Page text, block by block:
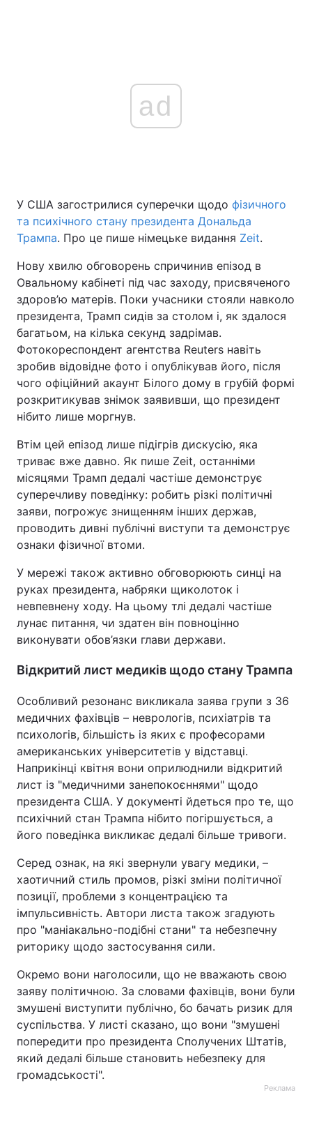
ad
У США загострилися суперечки щодо фізичного
та психічного стану президента Дональда
Трампа. Про це пише німецьке видання Zeit.
Нову хвилю обговорень спричинив епізод в
Овальному кабінеті під час заходу, присвяченого
здоров’ю матерів. Поки учасники стояли навколо
президента, Трамп сидів за столом і, як здалося
багатьом, на кілька секунд задрімав.
Фотокореспондент агентства Reuters навіть
зробив відовідне фото і опублікував його, після
чого офіційний акаунт Білого дому в грубій формі
розкритикував знімок заявивши, що президент
нібито лише моргнув.
Втім цей епізод лише підігрів дискусію, яка
триває вже давно. Як пише Zeit, останніми
місяцями Трамп дедалі частіше демонструє
суперечливу поведінку: робить різкі політичні
заяви, погрожує знищенням інших держав,
проводить дивні публічні виступи та демонструє
ознаки фізичної втоми.
У мережі також активно обговорюють синці на
руках президента, набряки щиколоток і
невпевнену ходу. На цьому тлі дедалі частіше
лунає питання, чи здатен він повноцінно
виконувати обов’язки глави держави.
Відкритий лист медиків щодо стану Трампа
Особливий резонанс викликала заява групи з 36
медичних фахівців – неврологів, психіатрів та
психологів, більшість із яких є професорами
американських університетів у відставці.
Наприкінці квітня вони оприлюднили відкритий
лист із "медичними занепокоєннями" щодо
президента США. У документі йдеться про те, що
психічний стан Трампа нібито погіршується, а
його поведінка викликає дедалі більше тривоги.
Серед ознак, на які звернули увагу медики, –
хаотичний стиль промов, різкі зміни політичної
позиції, проблеми з концентрацією та
імпульсивність. Автори листа також згадують
про "маніакально-подібні стани" та небезпечну
риторику щодо застосування сили.
Окремо вони наголосили, що не вважають свою
заяву політичною. За словами фахівців, вони були
змушені виступити публічно, бо бачать ризик для
суспільства. У листі сказано, що вони "змушені
попередити про президента Сполучених Штатів,
який дедалі більше становить небезпеку для
громадськості".
Реклама